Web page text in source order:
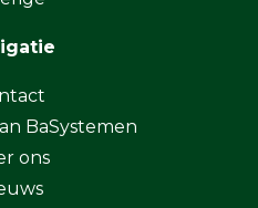
BaSystemen
ons